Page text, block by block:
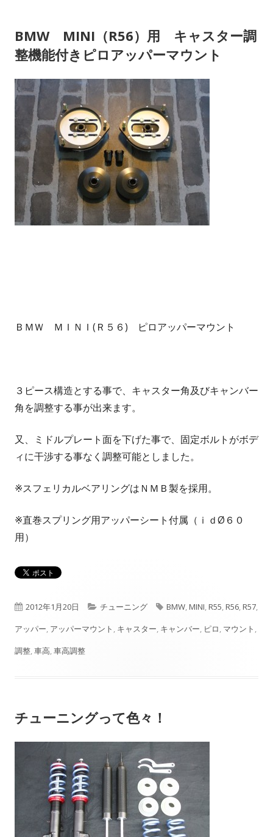
BMW MINI（R56）用 キャスター調
整機能付きピロアッパーマウント
ＢＭＷ ＭＩＮＩ(Ｒ５６) ピロアッパーマウント
３ピース構造とする事で、キャスター角及びキャンバー
角を調整する事が出来ます。
又、ミドルプレート面を下げた事で、固定ボルトがボデ
ィに干渉する事なく調整可能としました。
※スフェリカルベアリングはＮＭＢ製を採用。
※直巻スプリング用アッパーシート付属（ｉｄØ６０
用）
公
開
日
2012年1月20日
カ
テ
チューニング
タ
グ
BMW,MINI,R55,R56,R57,
アッパー, アッパーマウント , キャスター, キャンバー, ピロ, マウント ,
調整,車高,車高調整
チューニングって色々！